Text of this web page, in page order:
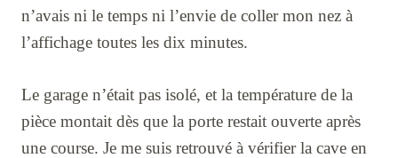
n’avais ni le temps ni l’envie de coller mon nez à
l’affichage toutes les dix minutes.
Le garage n’était pas isolé, et la température de la
pièce montait dès que la porte restait ouverte après
une course. Je me suis retrouvé à vérifier la cave en